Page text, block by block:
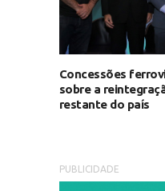
Concessões
sobre a
restante do país
PUBLICIDADE